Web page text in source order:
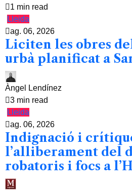
1 min read
Lleida
ag. 06, 2026
Liciten les obres
urbà planificat a
Àngel Lendínez
3 min read
Lleida
ag. 06, 2026
Indignació i
l’alliberament del
robatoris i focs a